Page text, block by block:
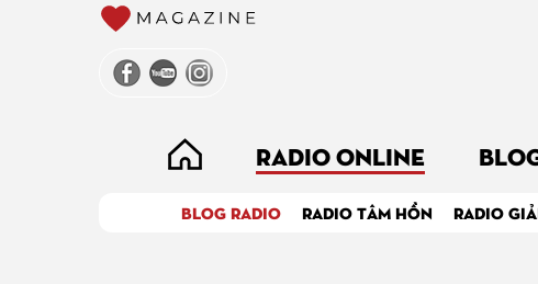
RADIO ONLINE
BLOG RADIO RADIO TÂM HỒN RADIO